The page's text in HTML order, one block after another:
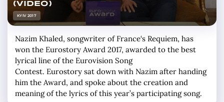
(VIDEO)
KYIV 2017
Nazim Khaled, songwriter of France‘s Requiem, has
won the Eurostory Award 2017, awarded to the best
lyrical line of the Eurovision Song
Contest. Eurostory sat down with Nazim after handing
him the Award, and spoke about the creation and
meaning of the lyrics of this year’s participating song.